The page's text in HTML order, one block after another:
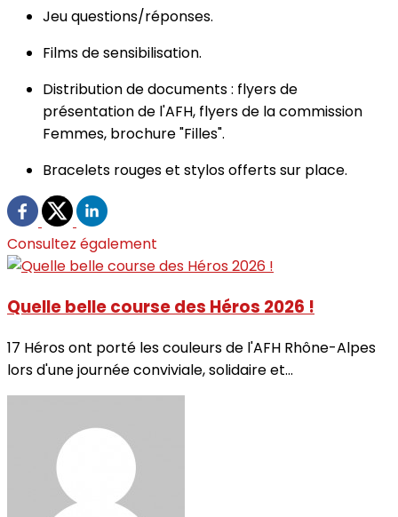
Jeu questions/réponses.
Films de sensibilisation.
Distribution de documents : flyers de
présentation de l'AFH, flyers de la commission
Femmes, brochure "Filles".
Bracelets rouges et stylos offerts sur place.
Consultez également
Quelle belle course des Héros 2026 !
17 Héros ont porté les couleurs de l'AFH Rhône-Alpes
lors d'une journée conviviale, solidaire et...